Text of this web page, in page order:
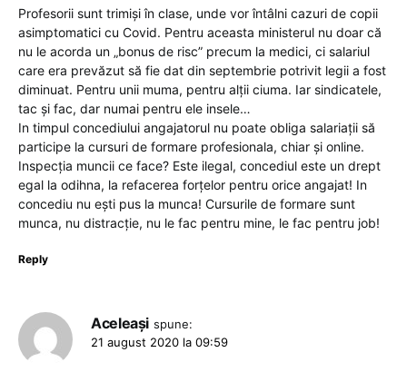
Profesorii sunt trimiși în clase, unde vor întâlni cazuri de copii
asimptomatici cu Covid. Pentru aceasta ministerul nu doar că
nu le acorda un „bonus de risc” precum la medici, ci salariul
care era prevăzut să fie dat din septembrie potrivit legii a fost
diminuat. Pentru unii muma, pentru alții ciuma. Iar sindicatele,
tac și fac, dar numai pentru ele insele…
In timpul concediului angajatorul nu poate obliga salariații să
participe la cursuri de formare profesionala, chiar și online.
Inspecția muncii ce face? Este ilegal, concediul este un drept
egal la odihna, la refacerea forțelor pentru orice angajat! In
concediu nu ești pus la munca! Cursurile de formare sunt
munca, nu distracție, nu le fac pentru mine, le fac pentru job!
Reply
Aceleași spune:
21 august 2020 la 09:59